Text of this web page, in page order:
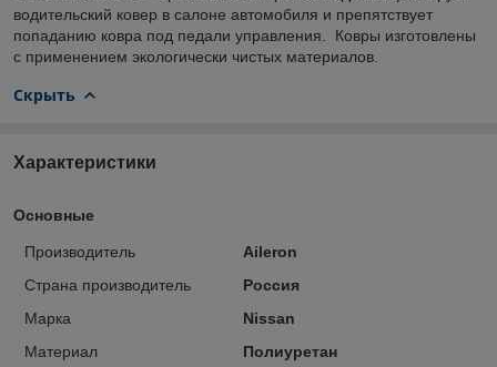
водительский ковер в салоне автомобиля и препятствует
попаданию ковра под педали управления. Ковры изготовлены
с применением экологически чистых материалов.
Скрыть
Характеристики
Основные
Производитель
Aileron
Страна производитель
Россия
Марка
Nissan
Материал
Полиуретан